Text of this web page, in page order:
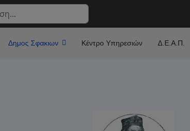
Δημος Σφακιων Κέντρο Υπηρεσιών Δ.Ε.Α.Π.